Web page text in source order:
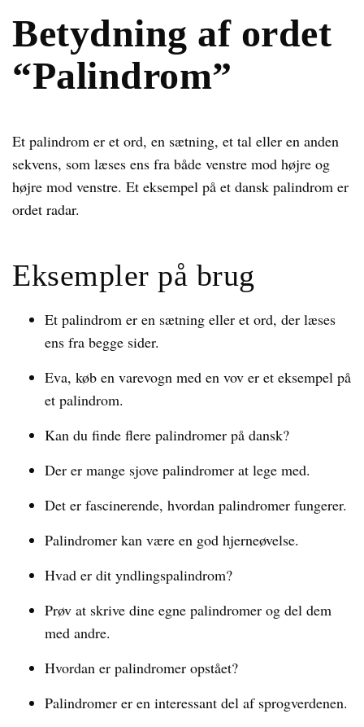
Betydning af ordet
“Palindrom”
Et palindrom er et ord, en sætning, et tal eller en anden
sekvens, som læses ens fra både venstre mod højre og
højre mod venstre. Et eksempel på et dansk palindrom er
ordet radar.
Eksempler på brug
Et palindrom er en sætning eller et ord, der læses
ens fra begge sider.
Eva, køb en varevogn med en vov er et eksempel på
et palindrom.
Kan du finde flere palindromer på dansk?
Der er mange sjove palindromer at lege med.
Det er fascinerende, hvordan palindromer fungerer.
Palindromer kan være en god hjerneøvelse.
Hvad er dit yndlingspalindrom?
Prøv at skrive dine egne palindromer og del dem
med andre.
Hvordan er palindromer opstået?
Palindromer er en interessant del af sprogverdenen.